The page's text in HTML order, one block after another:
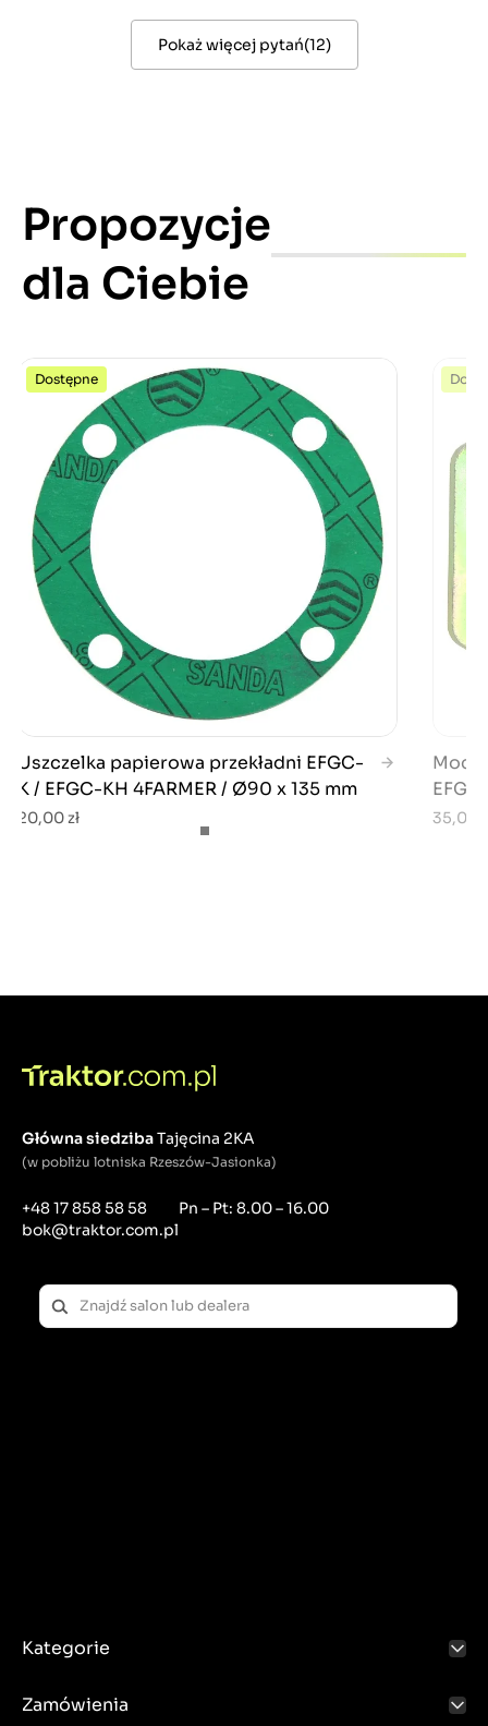
Pokaż więcej pytań(12)
Propozycje
dla Ciebie
Dostępne
Uszczelka papierowa przekładni EFGC-
K / EFGC-KH 4FARMER / Ø90 x 135 mm
20,00 zł 35,00
Główna siedzibaTajęcina 2KA
(w pobliżu lotniska Rzeszów-Jasionka)
+48 17 858 58 58
bok@traktor.com.pl
Pn – Pt: 8.00 – 16.00
Kategorie
Zamówienia